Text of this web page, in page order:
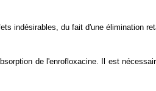
indésirables, du fait d'une élimination
de l'enrofloxacine. Il est